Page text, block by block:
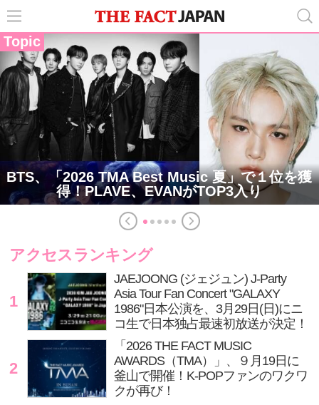
Topic
BTS、「2026 TMA Best Music 夏」で１位を獲
得！PLAVE、EVANがTOP3入り
アクセスランキング
1
JAEJOONG (ジェジュン) J-Party
Asia Tour Fan Concert "GALAXY
1986"日本公演を、3月29日(日)にニ
コ生で日本独占最速初放送が決定！
2
「2026 THE FACT MUSIC
AWARDS（TMA）」、９月19日に
釜山で開催！K-POPファンのワクワ
クが再び！